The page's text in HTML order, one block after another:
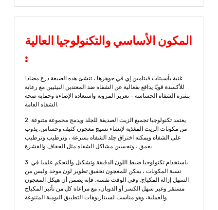
المكون الأساسي والتكنولوجيا العالية
:
1 غنية بأسيتات فيتامين إي في جوهرها ، تنشئ هذه الصيغة درع مضاد
للأكسدة قويًا يدافع بفعالية عن الشفاه ضد المعتدين البيئيين مع رعاية
بشرة الشفاه الحساسة - تعزيز المرونة واستعادة الإضاءة وحماية صحة
2. يعتمد تكنولوجيا تجميع الزيت الصديقة للجلد ويدمج مجموعة متنوعة
من مكونات الزيت المغذية لإنشاء نسيج معجون كثيف وحساس. يذوب
على الشفاه ويمكنه اختراق جلد الشفاه بسرعة ، وترطيب وترطيب
بعمق ، وتحسين مشاكل الشفاه مثل الجفاف والقشرة.
3. باستخدام تكنولوجيا ضبط اللون الدقيقة وتشكيل والتحكم علميا في
نسبة المكونات ، يمكن للمعجون تحقيق تطوير لون موحد وليس من
السهل إزالة المكياج. وفي الوقت نفسه، فإنه يضمن أن هيكل المعجون
مستقر وغير سهل الكسر أو الذوبان، مع مراعاة كل من تأثير المكياج